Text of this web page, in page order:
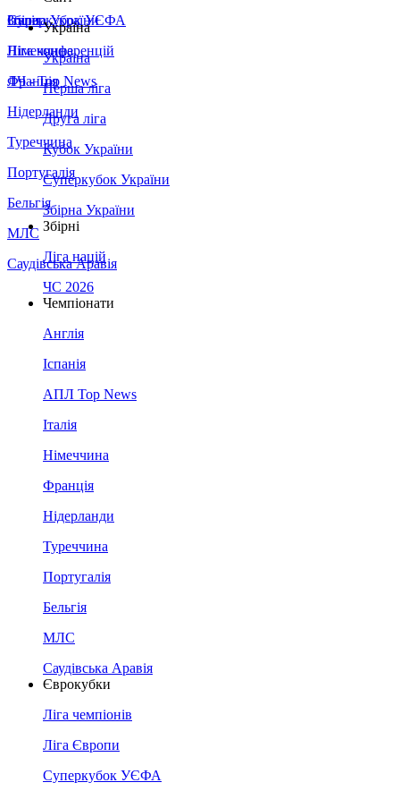
Збірна України
Італія
Німеччина
Франція
Нідерланди
Туреччина
Португалія
Бельгія
МЛС
Саудівська Аравія
Суперкубок УЄФА
Ліга конференцій
ЛЧ - Top News
Україна
Україна
Перша ліга
Друга ліга
Кубок України
Суперкубок України
Збірна України
Збірні
Ліга націй
ЧС 2026
Чемпіонати
Англія
Іспанія
АПЛ Top News
Італія
Німеччина
Франція
Нідерланди
Туреччина
Португалія
Бельгія
МЛС
Саудівська Аравія
Єврокубки
Ліга чемпіонів
Ліга Європи
Суперкубок УЄФА